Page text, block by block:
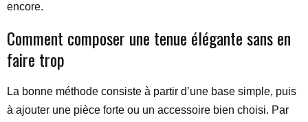
encore.
Comment composer une tenue élégante sans en
faire trop
La bonne méthode consiste à partir d’une base simple, puis
à ajouter une pièce forte ou un accessoire bien choisi. Par